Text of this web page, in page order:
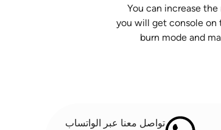
You can increase
you will get console on
burn mode and
تواصل معنا عبر الواتساب